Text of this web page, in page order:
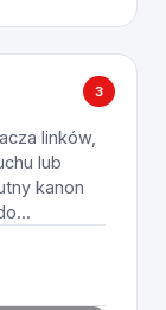
3
linków,
lub
kanon